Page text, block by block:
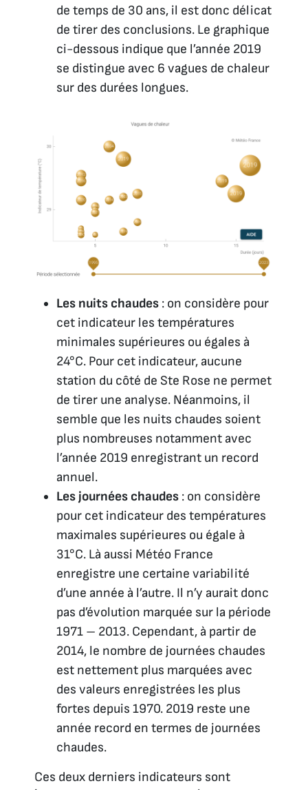
de temps de 30 ans, il est donc délicat
de tirer des conclusions. Le graphique
ci-dessous indique que l’année 2019
se distingue avec 6 vagues de chaleur
sur des durées longues.
Les nuits chaudes : on considère pour
cet indicateur les températures
minimales supérieures ou égales à
24°C. Pour cet indicateur, aucune
station du côté de Ste Rose ne permet
de tirer une analyse. Néanmoins, il
semble que les nuits chaudes soient
plus nombreuses notamment avec
l’année 2019 enregistrant un record
annuel.
Les journées chaudes : on considère
pour cet indicateur des températures
maximales supérieures ou égale à
31°C. Là aussi Météo France
enregistre une certaine variabilité
d’une année à l’autre. Il n’y aurait donc
pas d’évolution marquée sur la période
1971 – 2013. Cependant, à partir de
2014, le nombre de journées chaudes
est nettement plus marquées avec
des valeurs enregistrées les plus
fortes depuis 1970. 2019 reste une
année record en termes de journées
chaudes.
Ces deux derniers indicateurs sont